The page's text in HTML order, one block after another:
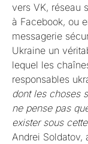
vers VK, réseau
à Facebook, ou
messagerie
Ukraine un
lequel les
responsables
dont les choses
ne pense pas
exister sous
Andrei Soldatov,